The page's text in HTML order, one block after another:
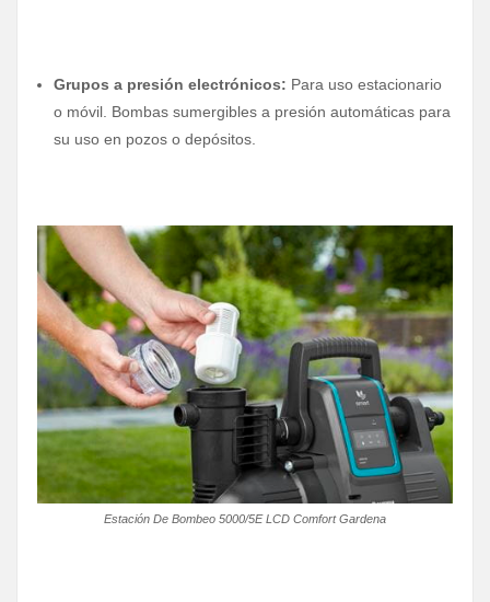
Grupos a presión electrónicos: Para uso estacionario
o móvil. Bombas sumergibles a presión automáticas para
su uso en pozos o depósitos.
Estación De Bombeo 5000/5E LCD Comfort Gardena